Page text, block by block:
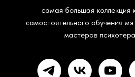
самая большая коллекция
самостоятельного обучения
мастеров